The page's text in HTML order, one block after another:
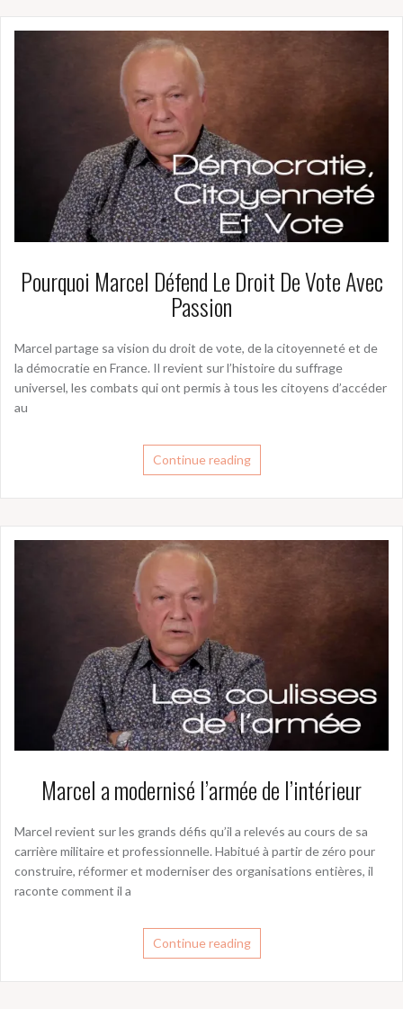
Pourquoi Marcel Défend Le Droit De Vote Avec
Passion
Marcel partage sa vision du droit de vote, de la citoyenneté et de
la démocratie en France. Il revient sur l’histoire du suffrage
universel, les combats qui ont permis à tous les citoyens d’accéder
au
Continue reading
Marcel a modernisé l’armée de l’intérieur
Marcel revient sur les grands défis qu’il a relevés au cours de sa
carrière militaire et professionnelle. Habitué à partir de zéro pour
construire, réformer et moderniser des organisations entières, il
raconte comment il a
Continue reading